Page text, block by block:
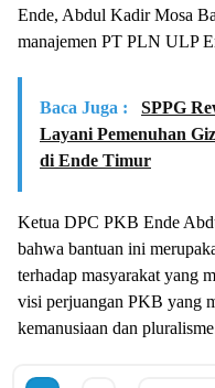
Ende, Abdul Kadir Mosa
manajemen PT PLN ULP
Baca Juga :
SPPG
Layani Pemenuhan
di Ende Timur
Ketua DPC PKB Ende
bahwa bantuan ini
terhadap masyarakat yang
visi perjuangan PKB yang
kemanusiaan dan